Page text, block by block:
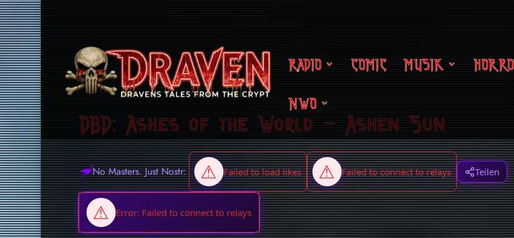
RADIO COMIC MUSIK
NWO
DBD: Ashes of the World – Ashen Sun
No Masters. Just Nostr: Teilen